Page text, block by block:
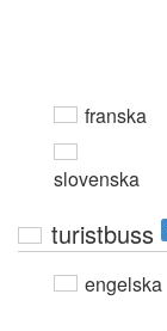
franska
slovenska
turistbuss
engelska